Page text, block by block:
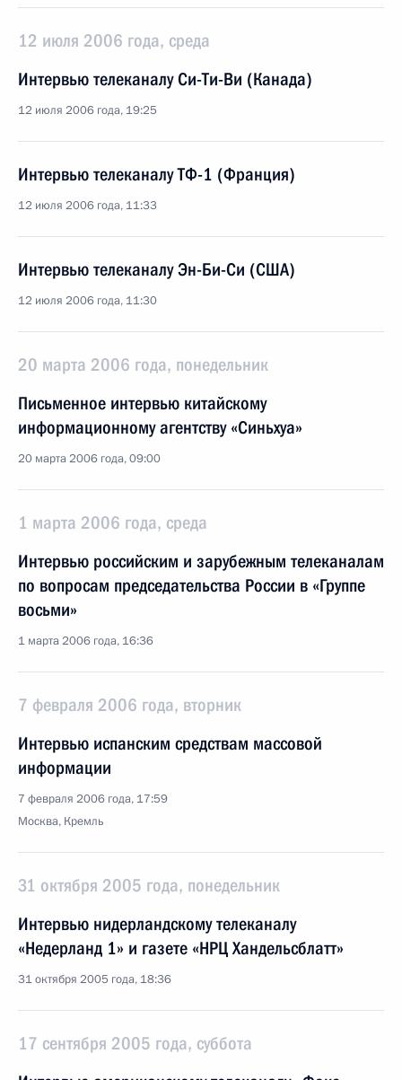
12 июля 2006 года, среда
Интервью телеканалу Си-Ти-Ви (Канада)
12 июля 2006 года, 19:25
Интервью телеканалу ТФ-1 (Франция)
12 июля 2006 года, 11:33
Интервью телеканалу Эн-Би-Си (США)
12 июля 2006 года, 11:30
20 марта 2006 года, понедельник
Письменное интервью китайскому
информационному агентству «Синьхуа»
20 марта 2006 года, 09:00
1 марта 2006 года, среда
Интервью российским и зарубежным телеканалам
по вопросам председательства России в «Группе
восьми»
1 марта 2006 года, 16:36
7 февраля 2006 года, вторник
Интервью испанским средствам массовой
информации
7 февраля 2006 года, 17:59
Москва, Кремль
31 октября 2005 года, понедельник
Интервью нидерландскому телеканалу
«Недерланд 1» и газете «НРЦ Хандельсблатт»
31 октября 2005 года, 18:36
17 сентября 2005 года, суббота